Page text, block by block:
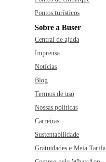
Pontos turísticos
Sobre a Buser
Central de ajuda
Imprensa
Notícias
Blog
Termos de uso
Nossas políticas
Carreiras
Sustentabilidade
Gratuidades e Meia Tarifa